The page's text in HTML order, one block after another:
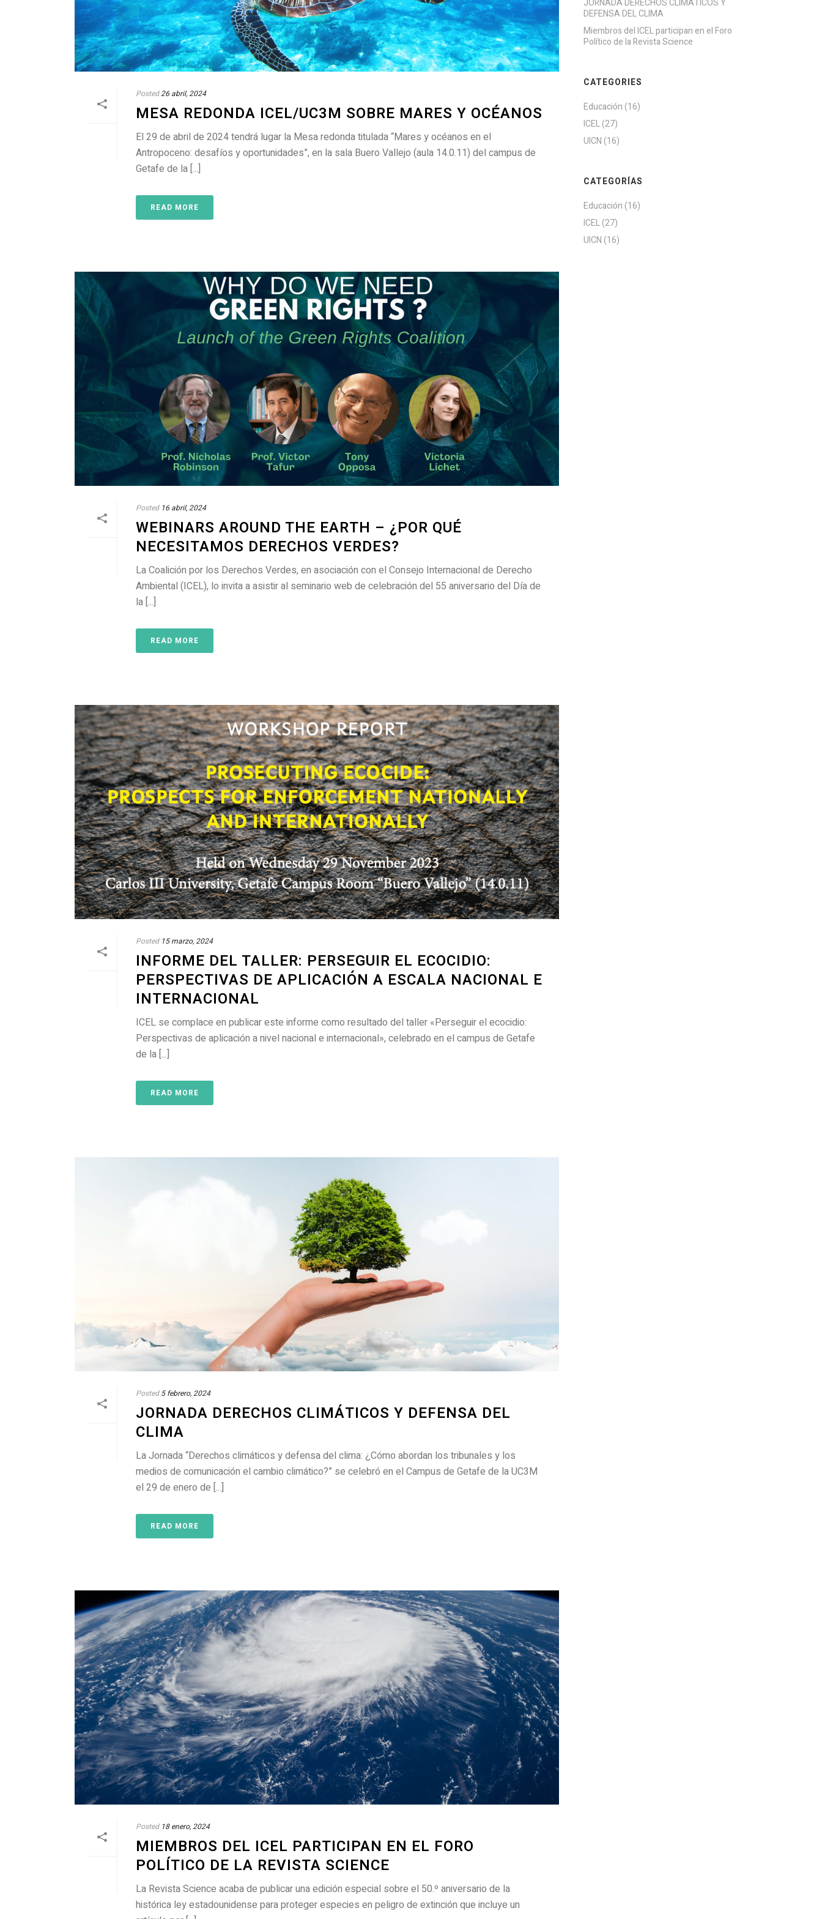
Posted26 abril, 2024
MESA REDONDA ICEL/UC3M SOBRE MARES Y OCÉANOS
El 29 de abril de 2024 tendrá lugar la Mesa redonda titulada “Mares y océanos en el
Antropoceno: desafíos y oportunidades”, en la sala Buero Vallejo (aula 14.0.11) del campus de
Getafe de la [...]
READ MORE
Posted 16 abril, 2024
WEBINARS AROUND THE EARTH – ¿POR QUÉ
NECESITAMOS DERECHOS VERDES?
La Coalición por los Derechos Verdes, en asociación con el Consejo Internacional de Derecho
Ambiental (ICEL), lo invita a asistir al seminario web de celebración del 55 aniversario del Día de
la [...]
READ MORE
Posted 15 marzo, 2024
INFORME DEL TALLER: PERSEGUIR EL ECOCIDIO:
PERSPECTIVAS DE APLICACIÓN A ESCALA NACIONAL E
INTERNACIONAL
ICEL se complace en publicar este informe como resultado del taller «Perseguir el ecocidio:
Perspectivas de aplicación a nivel nacional e internacional», celebrado en el campus de Getafe
de la [...]
READ MORE
Posted 5 febrero, 2024
JORNADA DERECHOS CLIMÁTICOS Y DEFENSA DEL
CLIMA
La Jornada “Derechos climáticos y defensa del clima: ¿Cómo abordan los tribunales y los
medios de comunicación el cambio climático?” se celebró en el Campus de Getafe de la UC3M
el 29 de enero de [...]
READ MORE
Posted 18 enero, 2024
MIEMBROS DEL ICEL PARTICIPAN EN EL FORO
POLÍTICO DE LA REVISTA SCIENCE
La Revista Science acaba de publicar una edición especial sobre el 50.º aniversario de la
histórica ley estadounidense para proteger especies en peligro de extinción que incluye un
JORNADA DERECHOS CLIMÁTICOS Y
DEFENSA DEL CLIMA
Miembros del ICEL participan en el Foro
Político de la Revista Science
CATEGORIES
Educación (16)
ICEL(27)
UICN (16)
CATEGORÍAS
Educación (16)
ICEL(27)
UICN (16)